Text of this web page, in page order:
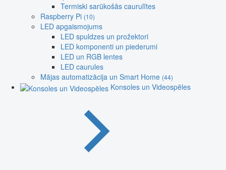
Termiski sarūkošās caurulītes
Raspberry Pi (10)
LED apgaismojums
LED spuldzes un prožektori
LED komponenti un piederumi
LED un RGB lentes
LED caurules
Mājas automatizācija un Smart Home (44)
Konsoles un Videospēles